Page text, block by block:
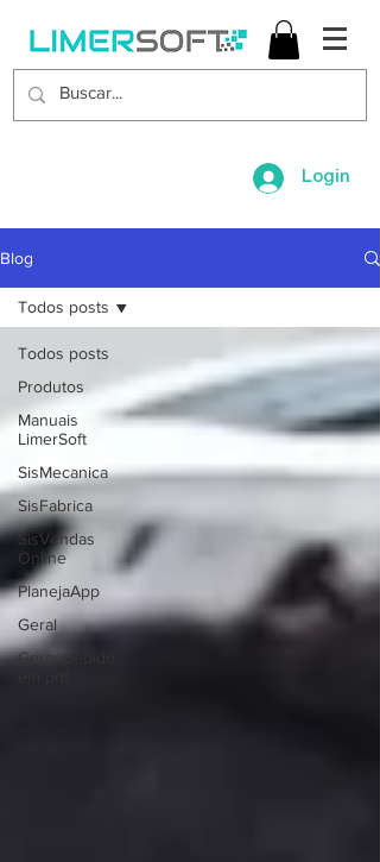
Login
Blog
Todos posts
Produtos
Manuais
LimerSoft
SisMecanica
SisFabrica
SisVendas
Online
PlanejaApp
Geral
Gerar pedido
Todos posts